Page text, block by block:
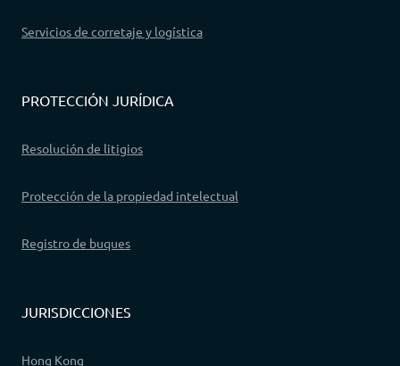
Servicios de corretaje y logística
PROTECCIÓN JURÍDICA
Resolución de litigios
Protección de la propiedad intelectual
Registro de buques
JURISDICCIONES
Hong Kong